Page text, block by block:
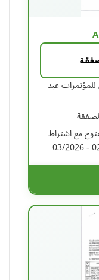
عبد
مع اشتراط